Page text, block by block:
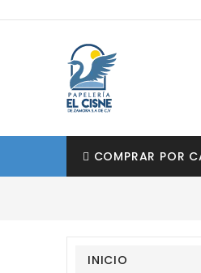
COMPRAR POR
INICIO